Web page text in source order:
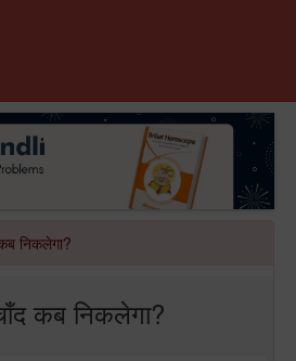
निकलेगा?
कब निकलेगा?